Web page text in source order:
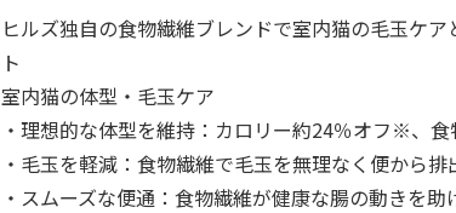
ヒルズ独自の食物繊維ブレンドで室内猫の毛玉ケア
ト
室内猫の体型・毛玉ケア
・理想的な体型を維持：カロリー約24％オフ※、
・毛玉を軽減：食物繊維で毛玉を無理なく便から排
・スムーズな便通：食物繊維が健康な腸の動きを助